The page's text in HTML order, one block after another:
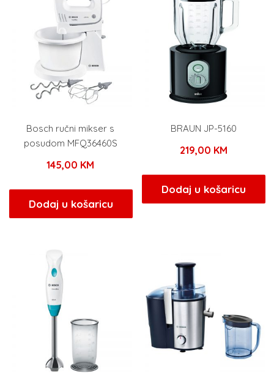
Bosch ručni mikser s
posudom MFQ36460S
145,00 KM
Dodaj u košaricu
BRAUN JP-5160
219,00 KM
Dodaj u košaricu